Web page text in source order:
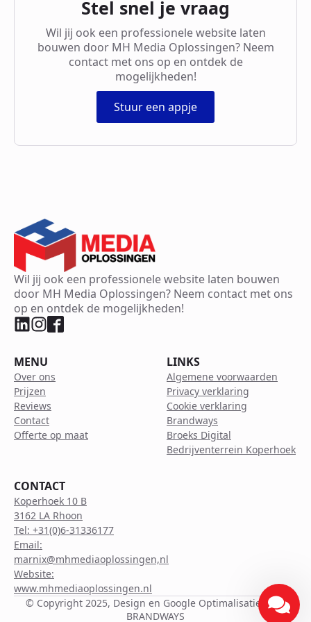
Stel snel je vraag
Wil jij ook een professionele website laten
bouwen door MH Media Oplossingen? Neem
contact met ons op en ontdek de
mogelijkheden!
Stuur een appje
Wil jij ook een professionele website laten bouwen
door MH Media Oplossingen? Neem contact met ons
op en ontdek de mogelijkheden!
MENU
Over ons
Prijzen
Reviews
Contact
Offerte op maat
LINKS
Algemene voorwaarden
Privacy verklaring
Cookie verklaring
Brandways
Broeks Digital
Bedrijventerrein Koperhoek
CONTACT
Koperhoek 10 B
3162 LA Rhoon
Tel: +31(0)6-31336177
Email:
marnix@mhmediaoplossingen,nl
Website:
www.mhmediaoplossingen.nl
© Copyright 2025, Design en Google Optimalisatie door
BRANDWAYS